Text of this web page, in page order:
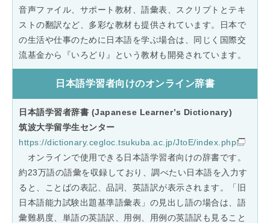
音声ファイル、サポート教材、語彙表、スクリプトとテキ
ストの翻訳など、多彩な教材も提供されています。日本で
の生活や仕事のために日本語を学ぶ場合は、同じく国際交
流基金から『いろどり』という教材も開発されています。
日本語学習者向けのオンライン辞書
日本語学習者辞書 (Japanese Learner’s Dictionary)
筑波大学留学生センター
https://dictionary.cegloc.tsukuba.ac.jp/JtoE/index.php
オンラインで使用できる日本語学習者向けの辞書です。
約23万語の語彙を収録しており、調べたい日本語を入力す
ると、ことばの表記、品詞、英語訳が表示されます。「旧
日本語能力試験出題基準語彙表」の見出し語の場合は、語
彙難易度、単語の英語訳、用例、用例の英語訳も見ること